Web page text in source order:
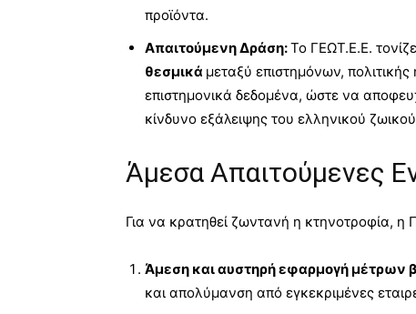
προϊόντα.
Απαιτούμενη Δράση:Το ΓΕΩΤ.Ε.Ε.
θεσμικά μεταξύ επιστημόνων,
επιστημονικά δεδομένα, ώστε να
κίνδυνο εξάλειψης του ελληνικού
Άμεσα Απαιτούμενες
Για να κρατηθεί ζωντανή η κτηνοτροφία, η
Άμεση και αυστηρή εφαρμογή μέτρων
και απολύμανση από εγκεκριμένες